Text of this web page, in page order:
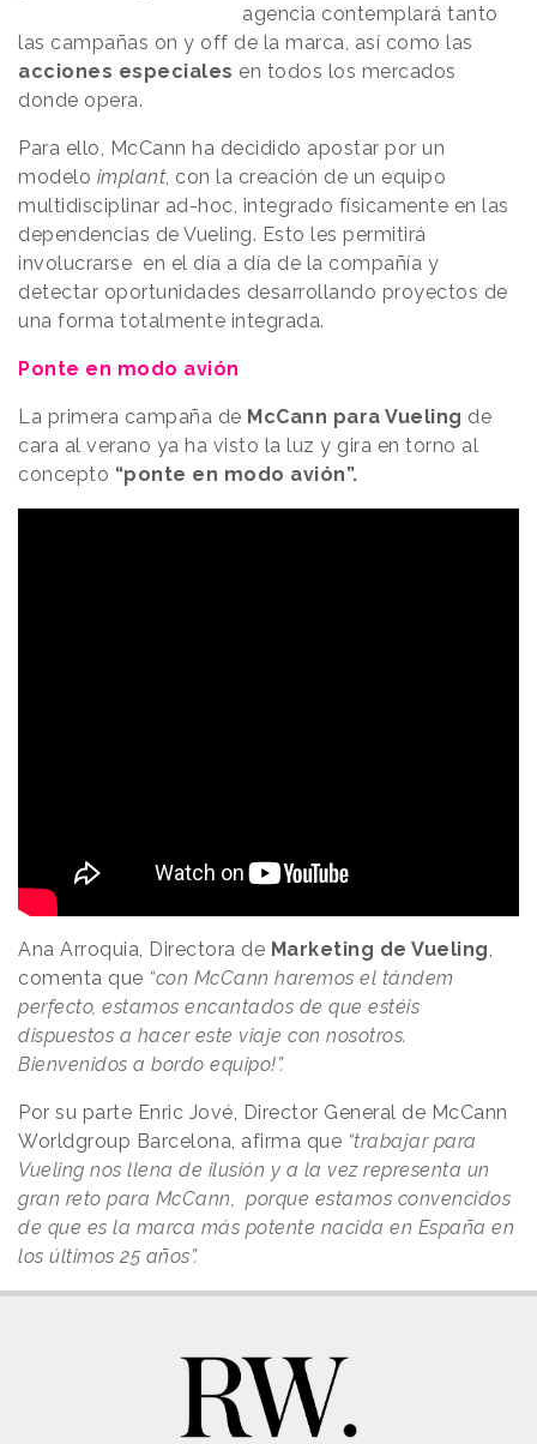
agencia contemplará tanto
las campañas on y off de la marca, así como las
acciones especiales en todos los mercados
donde opera.
Para ello, McCann ha decidido apostar por un
modelo implant, con la creación de un equipo
multidisciplinar ad-hoc, integrado físicamente en las
dependencias de Vueling. Esto les permitirá
involucrarse en el día a día de la compañía y
detectar oportunidades desarrollando proyectos de
una forma totalmente integrada.
Ponte en modo avión
La primera campaña de McCann para Vueling de
cara al verano ya ha visto la luz y gira en torno al
concepto “ponte en modo avión”.
Ana Arroquia, Directora de Marketing de Vueling,
comenta que “con McCann haremos el tándem
perfecto, estamos encantados de que estéis
dispuestos a hacer este viaje con nosotros.
Bienvenidos a bordo equipo!”.
Por su parte Enric Jové, Director General de McCann
Worldgroup Barcelona, afirma que “trabajar para
Vueling nos llena de ilusión y a la vez representa un
gran reto para McCann, porque estamos convencidos
de que es la marca más potente nacida en España en
los últimos 25 años”.